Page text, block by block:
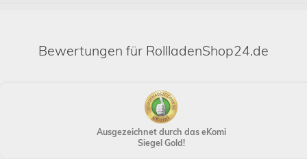
Bewertungen für RollladenShop24.de
Ausgezeichnet durch das eKomi
Siegel Gold!